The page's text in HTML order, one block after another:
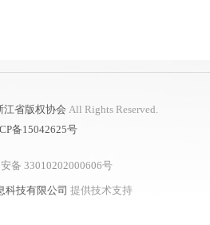
江省版权协会 All Rights Reserved.
备15042625号
备 33010202000606号
科技有限公司 提供技术支持